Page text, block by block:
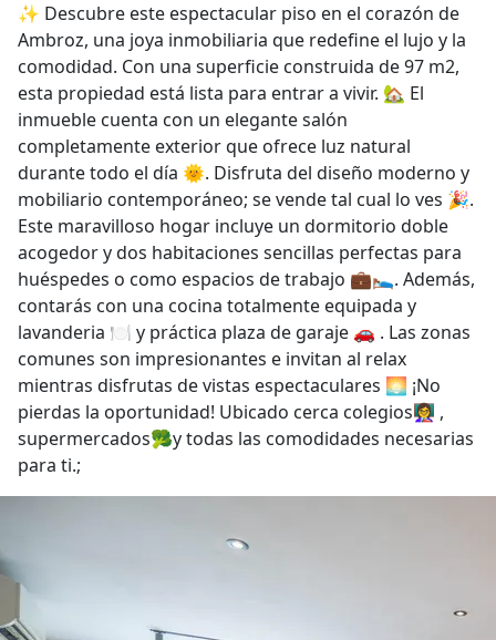
✨ Descubre este espectacular piso en el corazón de
Ambroz, una joya inmobiliaria que redefine el lujo y la
comodidad. Con una superficie construida de 97 m2,
esta propiedad está lista para entrar a vivir. 🏡 El
inmueble cuenta con un elegante salón
completamente exterior que ofrece luz natural
durante todo el día 🌞. Disfruta del diseño moderno y
mobiliario contemporáneo; se vende tal cual lo ves 🎉.
Este maravilloso hogar incluye un dormitorio doble
acogedor y dos habitaciones sencillas perfectas para
huéspedes o como espacios de trabajo 💼🛌. Además,
contarás con una cocina totalmente equipada y
lavanderia 🍽️ y práctica plaza de garaje 🚗 . Las zonas
comunes son impresionantes e invitan al relax
mientras disfrutas de vistas espectaculares 🌅 ¡No
pierdas la oportunidad! Ubicado cerca colegios👩‍🏫 ,
supermercados🥦y todas las comodidades necesarias
para ti.;